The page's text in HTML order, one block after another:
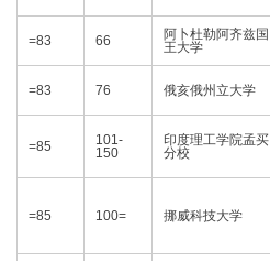
=83 66
阿卜杜勒阿齐兹国
王大学
=83 76 俄亥俄州立大学
=85
101-
150
印度理工学院孟买
分校
=85 100= 挪威科技大学